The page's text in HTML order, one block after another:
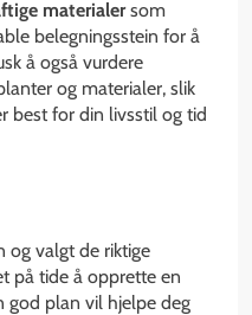
materialersom
belegningsstein for å
å også vurdere
og materialer, slik
best for din livsstil og tid
og valgt de riktige
på tide å opprette en
god plan vil hjelpe deg